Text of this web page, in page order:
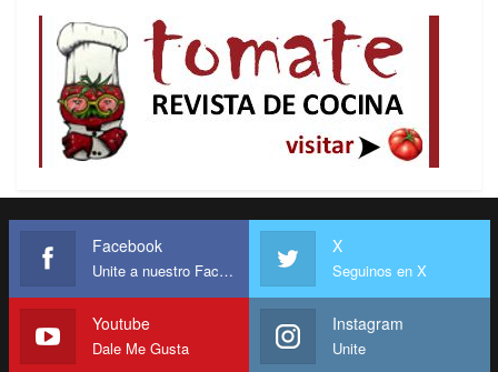
Facebook
Unite a nuestro Facebook
X
Seguinos en X
Youtube
Dale Me Gusta
Instagram
Unite